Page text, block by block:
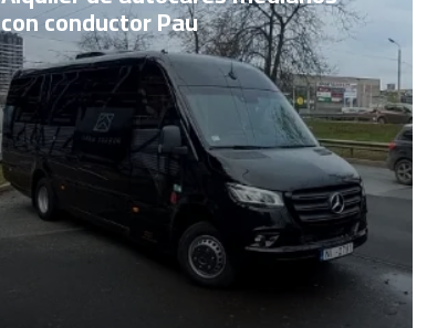
con conductor Pau